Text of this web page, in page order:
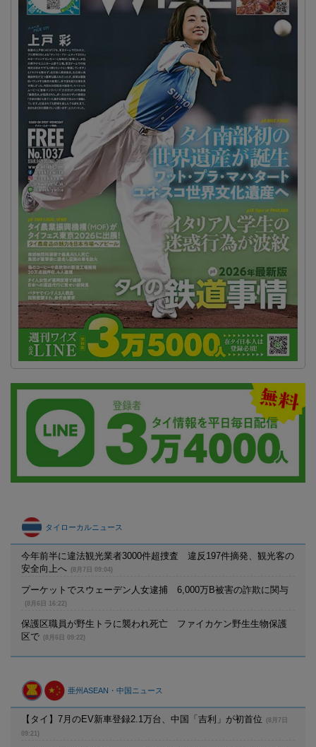
タイローカルニュース
今年前半に違法観光業者3000件超捜査 違反197件摘発、観光客の
安全向上へ
(8月7日 09:04)
プーケットでスウェーデン人女逮捕 6,000万B被害の詐欺に関与
(8月6日 16:22)
保護区職員が野生トラに襲われ死亡 ファイカケン野生生物保護
区で
(8月6日 09:22)
亜州ASEAN・中国ニュース
【タイ】7月のEV新車登録2.1万台、中国「吉利」が初首位
(8月7日
09:21)